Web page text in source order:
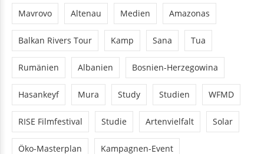
Mavrovo Altenau Medien Amazonas
Balkan Rivers Tour Kamp Sana Tua
Rumänien Albanien Bosnien-Herzegowina
Hasankeyf Mura Study Studien WFMD
RISE Filmfestival Studie Artenvielfalt Solar
Öko-Masterplan Kampagnen-Event